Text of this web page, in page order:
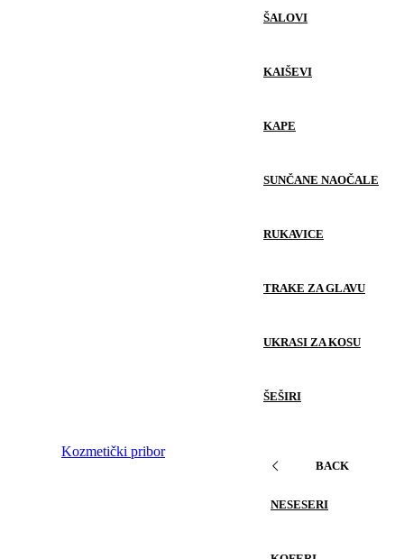
ŠALOVI
KAIŠEVI
KAPE
SUNČANE NAOČALE
RUKAVICE
TRAKE ZA GLAVU
UKRASI ZA KOSU
ŠEŠIRI
Kozmetički pribor
BACK
NESESERI